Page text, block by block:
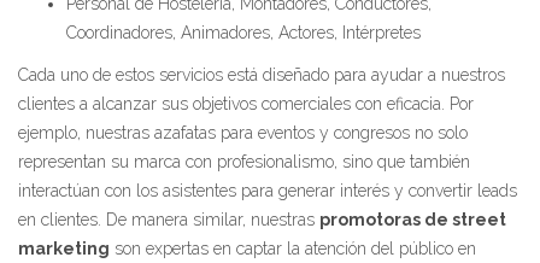
Coordinadores, Animadores, Actores, Intérpretes
Cada uno de estos servicios está diseñado para ayudar a nuestros
clientes a alcanzar sus objetivos comerciales con eficacia. Por
ejemplo, nuestras azafatas para eventos y congresos no solo
representan su marca con profesionalismo, sino que también
interactúan con los asistentes para generar interés y convertir leads
en clientes. De manera similar, nuestras promotoras de street
marketing son expertas en captar la atención del público en